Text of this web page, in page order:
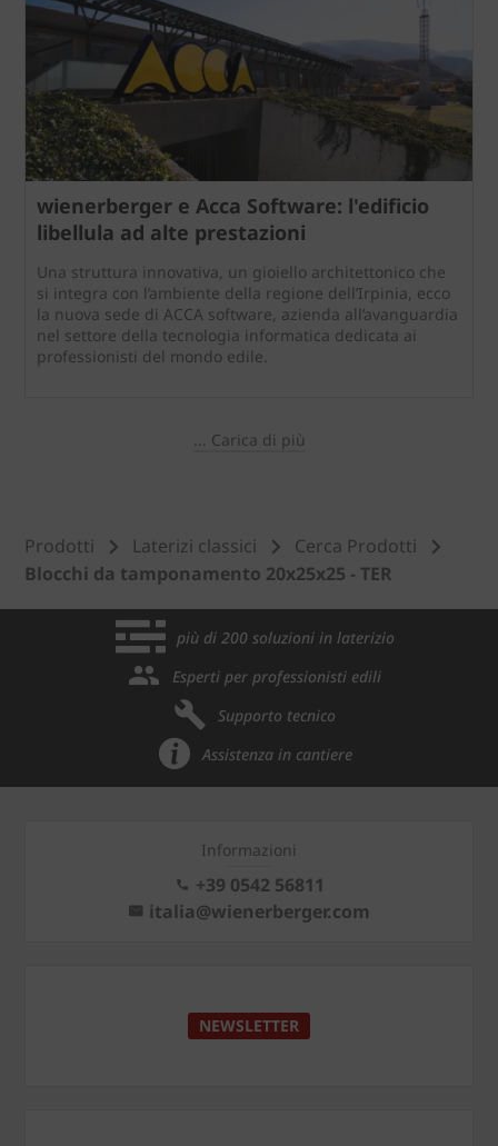
wienerberger e Acca Software: l'edificio
libellula ad alte prestazioni
Una struttura innovativa, un gioiello architettonico che
si integra con l’ambiente della regione dell’Irpinia, ecco
la nuova sede di ACCA software, azienda all’avanguardia
nel settore della tecnologia informatica dedicata ai
professionisti del mondo edile.
... Carica di più
Prodotti Laterizi classici
Cerca Prodotti
Blocchi da tamponamento 20x25x25 - TER
più di 200 soluzioni in laterizio
Esperti per professionisti edili
Supporto tecnico
Assistenza in cantiere
Informazioni
+39 0542 56811
italia@wienerberger.com
NEWSLETTER